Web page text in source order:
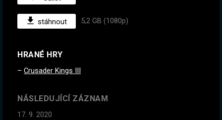
stáhnout 5,2 GB (1080p)
HRANÉ HRY
Crusader Kings III
NÁSLEDUJÍCÍ ZÁZNAM
17. 9. 2020